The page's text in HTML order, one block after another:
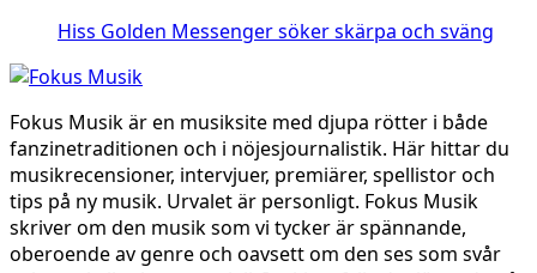
Hiss Golden Messenger söker skärpa och sväng
Fokus Musik är en musiksite med djupa rötter i både
fanzinetraditionen och i nöjesjournalistik. Här hittar du
musikrecensioner, intervjuer, premiärer, spellistor och
tips på ny musik. Urvalet är personligt. Fokus Musik
skriver om den musik som vi tycker är spännande,
oberoende av genre och oavsett om den ses som svår